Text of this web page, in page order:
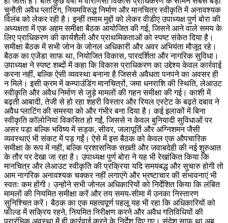
चुनौती अवैध प्लाटिंग, नियमविरुद्ध निर्माण और मानचित्र स्वीकृति में अनावश्यक
विलंब को लेकर रही है। इन्हीं तमाम मुद्दों को लेकर वीडीए उपाध्यक्ष पुर्ण बोरा की
अध्यक्षता में एक अहम समीक्षा बैठक आयोजित की गई, जिसने आने वाले समय के
लिए प्राधिकरण की कार्यशैली और प्राथमिकताओं को स्पष्ट संकेत दिया है।
समीक्षा बैठक में सभी जोन के जोनल अधिकारी और अवर अभियंता मौजूद रहे।
बैठक का एजेंडा साफ था, नियोजित विकास, पारदर्शिता और नागरिक सुविधा।
उपाध्यक्ष ने स्पष्ट शब्दों में कहा कि विकास प्राधिकरण का उद्देश्य केवल कार्रवाई
करना नहीं, बल्कि ऐसी व्यवस्था बनाना है जिससे अवैधता पनपने का अवसर ही
न मिले। इसी क्रम में कम्पाउंडिंग मानचित्रों, जमा धनराशि की स्थिति, लेआउट
स्वीकृति और अवैध निर्माण से जुड़े मामलों की गहन समीक्षा की गई। काशी में
बढ़ती आबादी, तेजी से हो रहा शहरी विस्तार और रियल एस्टेट के बढ़ते दबाव ने
अवैध प्लाटिंग की समस्या को और गंभीर बना दिया है। कई इलाकों में बिना
स्वीकृति कॉलोनियां विकसित हो गईं, जिससे न केवल बुनियादी सुविधाओं पर
असर पड़ा बल्कि भविष्य में सड़क, सीवर, जलापूर्ति और अग्निशमन जैसी
व्यवस्थाएं भी संकट में पड़ गईं। ऐसे में इस बैठक को केवल एक औपचारिक
समीक्षा के रूप में नहीं, बल्कि प्रशासनिक सख़्ती और जवाबदेही की नई शुरुआत
के तौर पर देखा जा रहा है। उपाध्यक्ष पुर्ण बोरा ने यह भी रेखांकित किया कि
मानचित्र और लेआउट स्वीकृति की प्रक्रिया यदि समयबद्ध और सुचारु होगी तो
आम नागरिक अनावश्यक चक्कर नहीं लगाएंगे और भ्रष्टाचार की संभावनाएं भी
स्वतः कम होंगी। उन्होंने सभी जोनल अधिकारियों को निर्देशित किया कि लंबित
मामलों की नियमित समीक्षा करें और तय समय-सीमा में उनका निस्तारण
सुनिश्चित करें। बैठक का एक महत्वपूर्ण पहलू यह भी रहा कि अधिकारियों को
फील्ड में सक्रिय रहने, नियमित निरीक्षण करने और अवैध गतिविधियों की
प्रारंभिक अवस्था में ही कार्रवाई करने के निर्देश दिए गए। संदेश साफ था अब